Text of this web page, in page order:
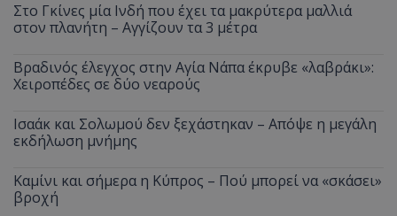
Στο Γκίνες μία Ινδή που έχει τα μακρύτερα μαλλιά
στον πλανήτη – Αγγίζουν τα 3 μέτρα
Βραδινός έλεγχος στην Αγία Νάπα έκρυβε «λαβράκι»:
Χειροπέδες σε δύο νεαρούς
Ισαάκ και Σολωμού δεν ξεχάστηκαν – Απόψε η μεγάλη
εκδήλωση μνήμης
Καμίνι και σήμερα η Κύπρος – Πού μπορεί να «σκάσει»
βροχή